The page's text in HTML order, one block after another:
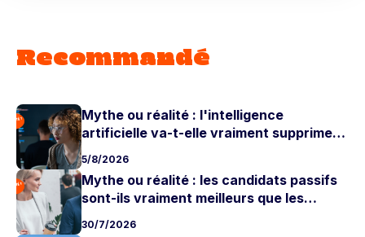
Recommandé
Mythe ou réalité : l'intelligence
artificielle va-t-elle vraiment supprimer
les postes juniors ?
5/8/2026
Mythe ou réalité : les candidats passifs
sont-ils vraiment meilleurs que les
candidats actifs ?
30/7/2026